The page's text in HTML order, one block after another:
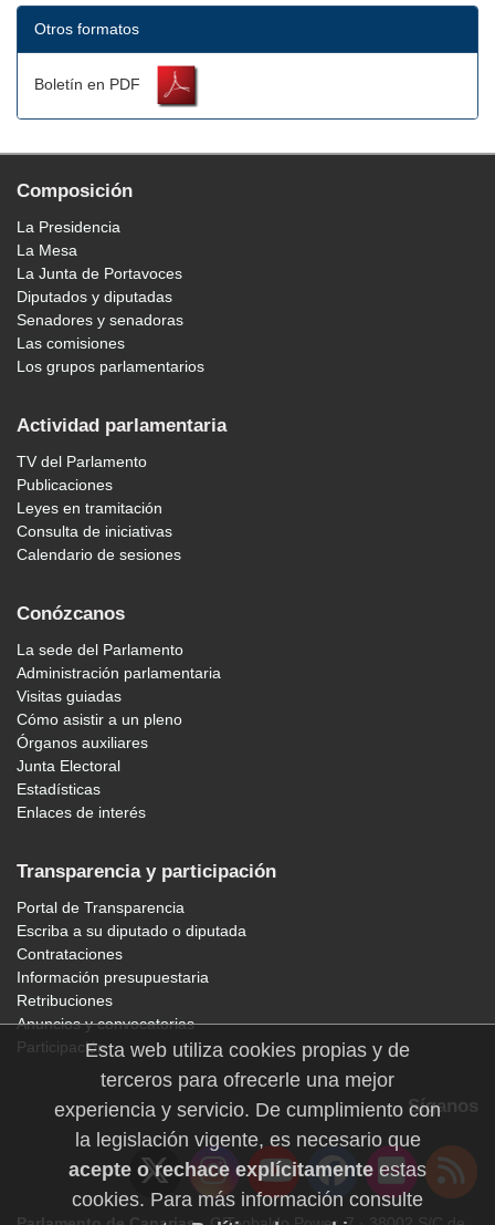
Otros formatos
Boletín en PDF
Composición
La Presidencia
La Mesa
La Junta de Portavoces
Diputados y diputadas
Senadores y senadoras
Las comisiones
Los grupos parlamentarios
Actividad parlamentaria
TV del Parlamento
Publicaciones
Leyes en tramitación
Consulta de iniciativas
Calendario de sesiones
Conózcanos
La sede del Parlamento
Administración parlamentaria
Visitas guiadas
Cómo asistir a un pleno
Órganos auxiliares
Junta Electoral
Estadísticas
Enlaces de interés
Transparencia y participación
Portal de Transparencia
Escriba a su diputado o diputada
Contrataciones
Información presupuestaria
Retribuciones
Anuncios y convocatorias
Participación
Síganos
Esta web utiliza cookies propias y de
terceros para ofrecerle una mejor
experiencia y servicio. De cumplimiento con
la legislación vigente, es necesario que
acepte o rechace explícitamente estas
cookies. Para más información consulte